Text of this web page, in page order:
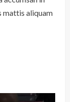
mattis aliquam